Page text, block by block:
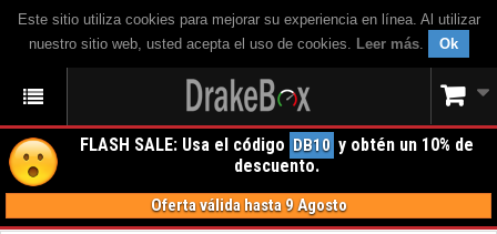
Este sitio utiliza cookies para mejorar su experiencia en línea. Al utilizar
nuestro sitio web, usted acepta el uso de cookies. Leer más. Ok
FLASH SALE: Usa el código DB10 y obtén un 10% de
descuento.
Oferta válida hasta 9 Agosto